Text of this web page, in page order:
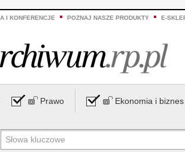
I KONFERENCJE POZNAJ NASZE PRODUKTY E-
Prawo Ekonomia i biznes